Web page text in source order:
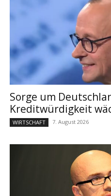
Sorge um
Kreditwürdigkeit
WIRTSCHAFT 7. August 2026